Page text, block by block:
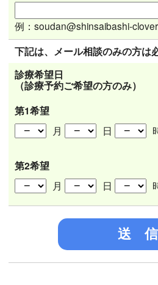
例：soudan@shinsaibashi-
下記は、メール相談のみの方は
診療希望日
（診療予約ご希望の方のみ）
第1希望
月 日
第2希望
月 日